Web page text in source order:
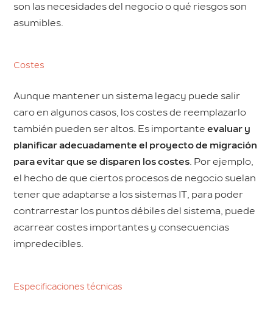
son las necesidades del negocio o qué riesgos son
asumibles.
Costes
Aunque mantener un sistema legacy puede salir
caro en algunos casos, los costes de reemplazarlo
también pueden ser altos. Es importanteevaluar y
planificar adecuadamente el proyecto de migración
para evitar que se disparen los costes. Por ejemplo,
el hecho de que ciertos procesos de negocio suelan
tener que adaptarse a los sistemas IT, para poder
contrarrestar los puntos débiles del sistema, puede
acarrear costes importantes y consecuencias
impredecibles.
Especificaciones técnicas